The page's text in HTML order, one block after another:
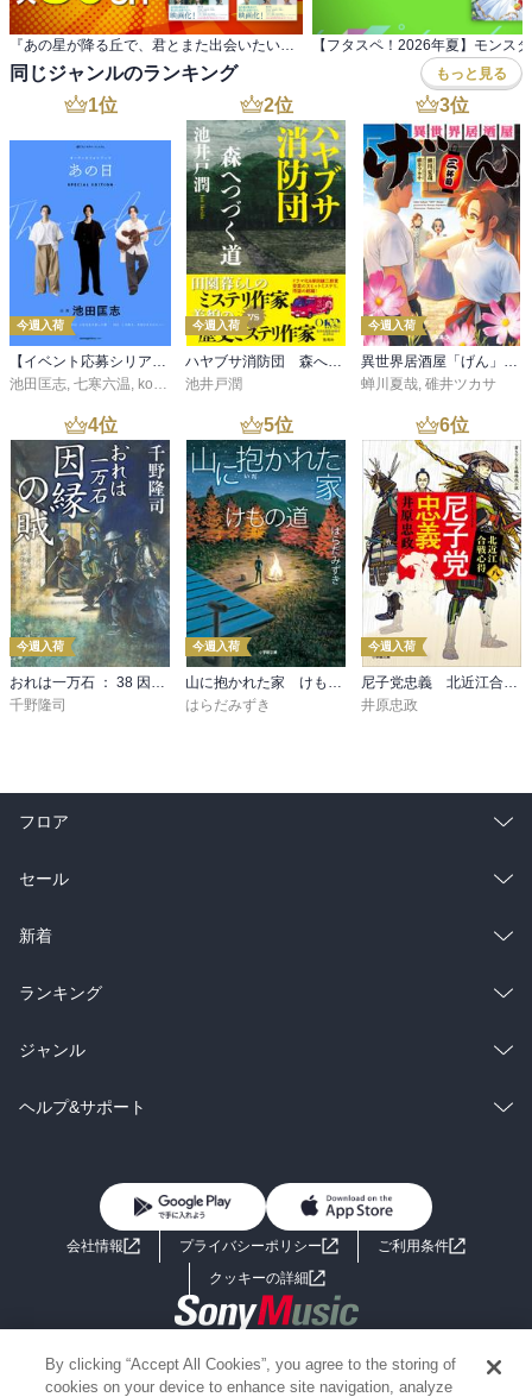
『あの星が降る丘で、君とまた出会いたい。』映画公 開記念！ あの花シリーズ＆汐見夏衛作品割引フェア
同じジャンルのランキング もっと見る
1位
今週入荷
【イベント応募シリアルコード付】池田匡志出演・オーディオフォトブック「あの日」SPECIAL EDITION（音声／動画付）
池田匡志, 七寒六温, konoko58 ,村崎キコ
2位
今週入荷
ハヤブサ消防団 森へつづく道
池井戸潤
3位
今週入荷
異世界居酒屋「げん」三杯目
蝉川夏哉, 碓井ツカサ
4位
今週入荷
千野隆司
5位
今週入荷
はらだみずき
6位
今週入荷
井原忠政
フロア
総合
ラノベ
雑誌・グラビア
BL・TL
セール
総合
ラノベ
雑誌・グラビア
BL・TL
新着
総合
ラノベ
雑誌・グラビア
ランキング
総合
ラノベ
ジャンル
コミック
ライトノベル 男子向けラノベ
小説
海外小説
ミステリー SF
ヘルプ&サポート
よくあるご質問 お問い合わせ
会社情報 プライバシーポリシー
ご利用条件
クッキーの詳細
Copyright 2017 - 2026 Sony Music Entertainment(Japan) Inc.
Information on the site is for the Japan domestic market only
By clicking “Accept All Cookies”, you agree to the storing of
cookies on your device to enhance site navigation, analyze